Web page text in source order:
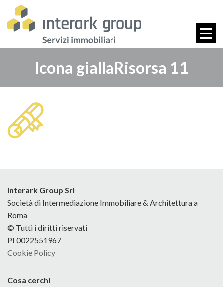
Icona giallaRisorsa 11
Interark Group Srl
Società di Intermediazione Immobiliare & Architettura a
Roma
© Tutti i diritti riservati
PI 0022551967
Cookie Policy
Cosa cerchi